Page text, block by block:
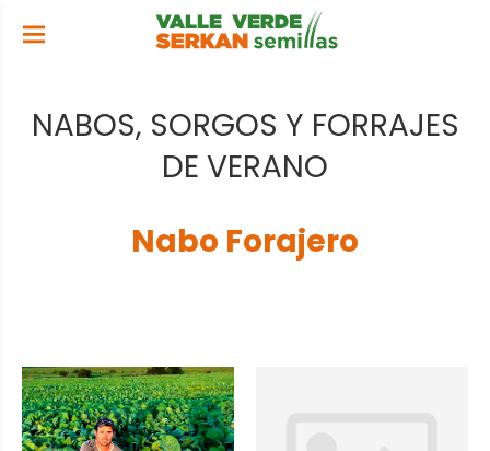
NABOS, SORGOS Y FORRAJES
DE VERANO
Nabo Forajero